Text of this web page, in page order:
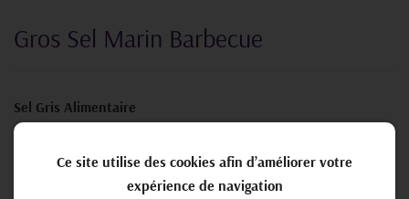
Gros Sel Marin Barbecue
Sel Gris Alimentaire
🥄Agrémente : Tous vos plats
Ce site utilise des cookies afin d’améliorer votre
expérience de navigation